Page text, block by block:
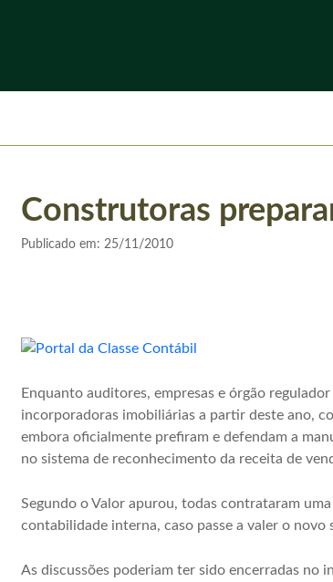
Construtoras
Publicado em: 25/11/2010
Enquanto auditores, empresas e órgão
incorporadoras imobiliárias a partir deste ano,
embora oficialmente prefiram e defendam a
no sistema de reconhecimento da receita de
Segundo o Valor apurou, todas contrataram uma
contabilidade interna, caso passe a valer o
As discussões poderiam ter sido encerradas no